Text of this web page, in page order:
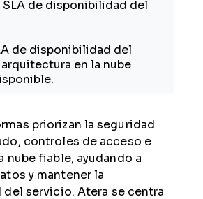
SLA de disponibilidad del
de disponibilidad del
en la nube
priorizan la seguridad
controles de acceso e
nube fiable, ayudando a
y mantener la
servicio. Atera se centra